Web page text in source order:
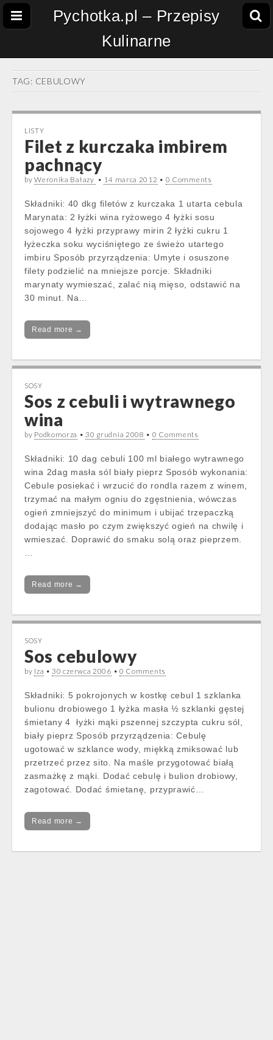
Pychotka.pl – Przepisy
Kulinarne
TAG: CEBULOWY
LISTY
Filet z kurczaka imbirem
pachnący
byWeronika Bałazy • 14 marca 2012 • 0 Comments
Składniki: 40 dkg filetów z kurczaka 1 utarta cebula
Marynata: 2 łyżki wina ryżowego 4 łyżki sosu
sojowego 4 łyżki przyprawy mirin 2 łyżki cukru 1
łyżeczka soku wyciśniętego ze świeżo utartego
imbiru Sposób przyrządzenia: Umyte i osuszone
filety podzielić na mniejsze porcje. Składniki
marynaty wymieszać, zalać nią mięso, odstawić na
30 minut. Na…
Read more →
SOSY
Sos z cebuli i wytrawnego
wina
by Podkomorza •30 grudnia 2008 • 0 Comments
Składniki: 10 dag cebuli 100 ml białego wytrawnego
wina 2dag masła sól biały pieprz Sposób wykonania:
Cebule posiekać i wrzucić do rondla razem z winem,
trzymać na małym ogniu do zgęstnienia, wówczas
ogień zmniejszyć do minimum i ubijać trzepaczką
dodając masło po czym zwiększyć ogień na chwilę i
wmieszać. Doprawić do smaku solą oraz pieprzem.
Read more →
SOSY
Sos cebulowy
by Iza •30 czerwca 2006 • 0 Comments
Składniki: 5 pokrojonych w kostkę cebul 1 szklanka
bulionu drobiowego 1 łyżka masła ½ szklanki gęstej
śmietany 4 łyżki mąki pszennej szczypta cukru sól,
biały pieprz Sposób przyrządzenia: Cebulę
ugotować w szklance wody, miękką zmiksować lub
przetrzeć przez sito. Na maśle przygotować białą
zasmażkę z mąki. Dodać cebulę i bulion drobiowy,
zagotować. Dodać śmietanę, przyprawić…
Read more →